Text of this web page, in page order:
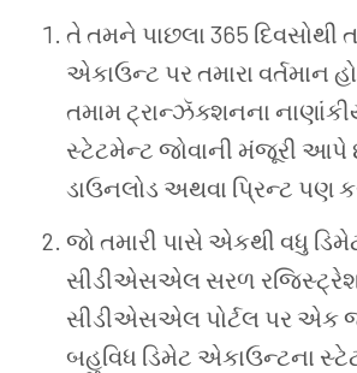
તેતમને પાછલા 365 દિવસોથી
એકાઉન્ટ પરતમારા વર્તમાન
તમામટ્રાન્ઝૅક્શનના
સ્ટેટમેન્ટ જોવાની મંજૂરી આપે
ડાઉનલોડ અથવા પ્રિન્ટ પણ
જો તમારી પાસે એકથી વધુ
સીડીએસએલ સરળ
સીડીએસએલ પોર્ટલ પર એક
બહુવિધ ડિમેટ એકાઉન્ટના